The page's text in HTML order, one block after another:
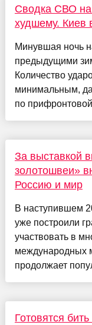
Сводка СВО на
худшему. Киев
Минувшая ночь
предыдущими
Количество
минимальным,
по
За выставкой
золотошвеи»
Россию и мир
В наступившем
уже построили
участвовать в
международных
продолжает
Готовятся